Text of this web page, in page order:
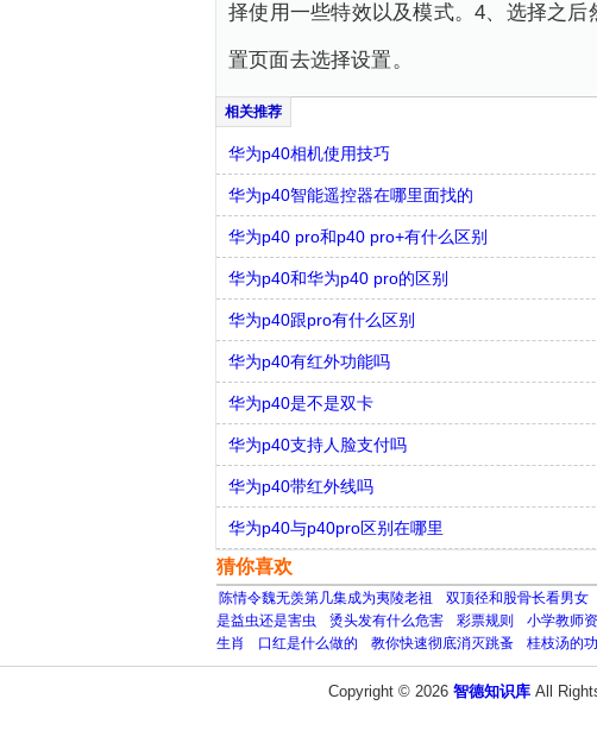
择使用一些特效以及模式。4、选择之
置页面去选择设置。
华为p40相机使用技巧
华为p40智能遥控器在哪里面找的
华为p40 pro和p40 pro+有什么区别
华为p40和华为p40 pro的区别
华为p40跟pro有什么区别
华为p40有红外功能吗
华为p40是不是双卡
华为p40支持人脸支付吗
华为p40带红外线吗
华为p40与p40pro区别在哪里
猜你喜欢
陈情令魏无羡第几集成为夷陵老祖 双顶径和股骨长看男女
是益虫还是害虫
烫头发有什么危害 彩票规则 小学教师
生肖
口红是什么做的 教你快速彻底消灭跳蚤 桂枝汤的
Copyright © 2026 智德知识库All